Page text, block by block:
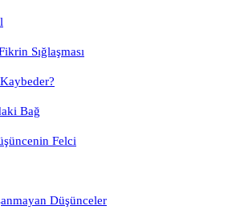
Sığlaşması
Bağ
Felci
Düşünceler